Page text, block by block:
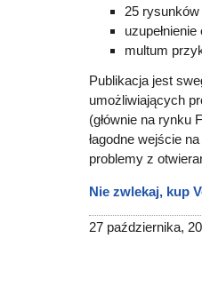
25 rysunków
multum
Publikacja jest
umożliwiających
(głównie na rynku
łagodne wejście
problemy z
Nie zwlekaj, kup
27 października,